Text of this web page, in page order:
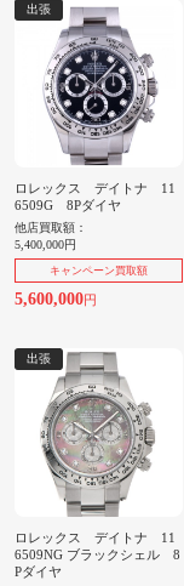
出張
ロレックス デイトナ 11
6509G 8Pダイヤ
他店買取額：
5,400,000円
キャンペーン買取額
5,600,000円
出張
ロレックス デイトナ 11
6509NG ブラックシェル 8
Pダイヤ